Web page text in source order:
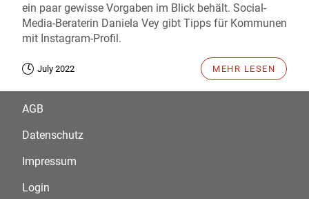
ein paar gewisse Vorgaben im Blick behält. Social-
Media-Beraterin Daniela Vey gibt Tipps für Kommunen
mit Instagram-Profil.
July 2022 MEHR LESEN
AGB
Datenschutz
Impressum
Login